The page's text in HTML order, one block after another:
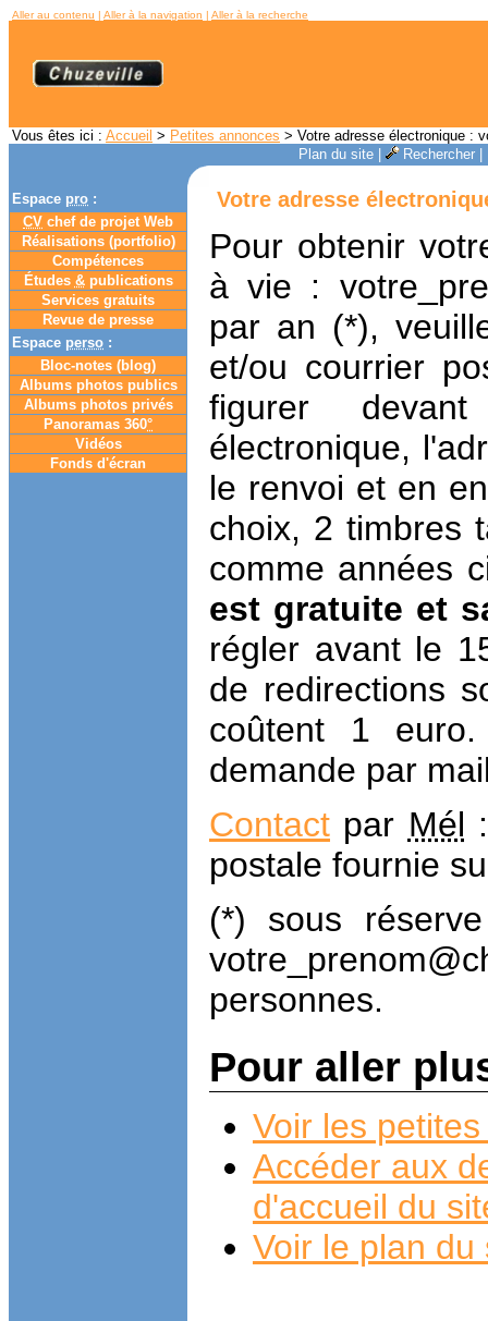
Aller au contenu | Aller à la navigation | Aller à la recherche
Vous êtes ici : Accueil > Petites annonces > Votre adresse électronique :
Plan du site| Rechercher|
Espace pro :
CV chef de projet Web
Réalisations (portfolio)
Compétences
Études &publications
Services gratuits
Revue de presse
Espace perso :
Bloc-notes (blog)
Albums photos publics
Albums photos privés
Panoramas 360°
Vidéos
Fonds d'écran
Votre adresse
Pour obtenir
à vie :
par an (*),
et/ou courrier
figurer
électronique,
le renvoi et en
choix, 2 timbres
comme années
est gratuite et
régler avant le
de redirections
coûtent 1
demande par
Contact par Mél
postale fournie
(*) sous
personnes.
Pour aller
Voir les
Accéder aux
d'accueil du
Voir le plan du